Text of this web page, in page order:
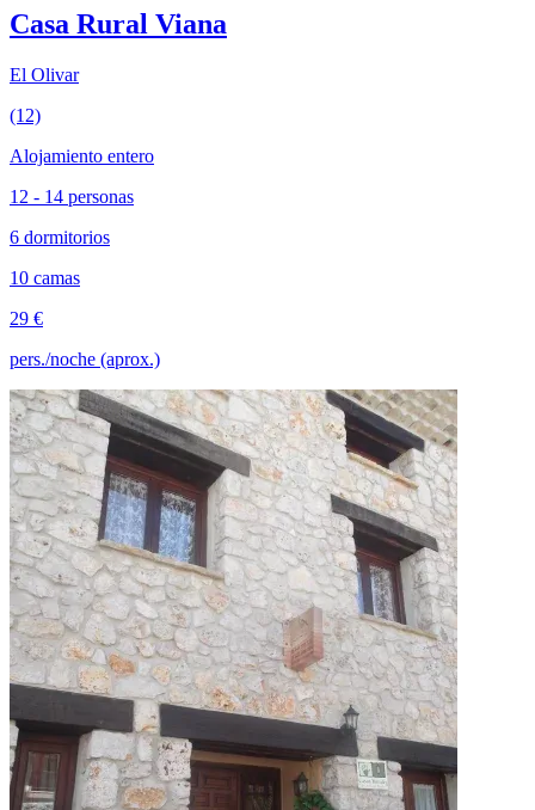
Casa Rural Viana
El Olivar
(12)
Alojamiento entero
12 - 14 personas
6 dormitorios
10 camas
29 €
pers./noche (aprox.)